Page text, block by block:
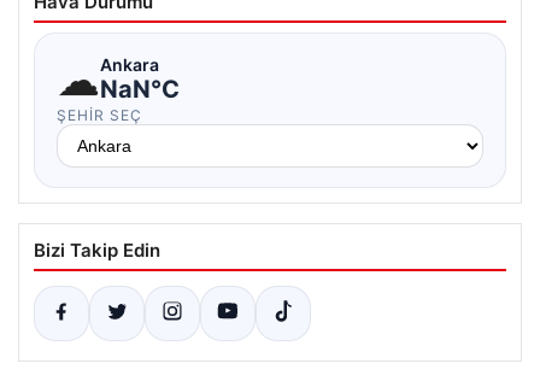
☁Ankara
NaN°C
ŞEHIR SEÇ
Bizi Takip Edin